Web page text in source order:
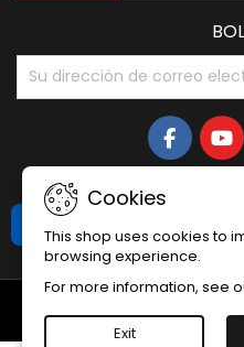
Cookies
This shop uses cookies to
browsing experience.
For more information, see
Exit
© Copyright 2026 Daytona